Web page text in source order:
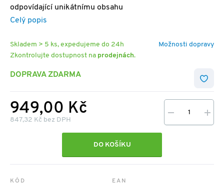
odpovídající unikátnímu obsahu
Celý popis
Možnosti dopravy
Skladem > 5 ks, expedujeme do 24h
Zkontrolujte dostupnost na prodejnách.
DOPRAVA ZDARMA
949,00 Kč
847,32 Kč bez DPH
DO KOŠÍKU
KÓD EAN